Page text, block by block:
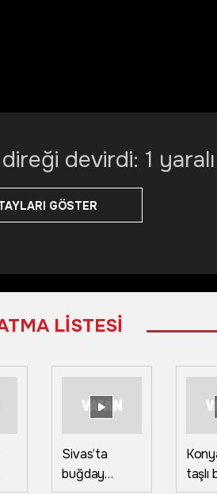
devirdi: 1 yaralı
GÖSTER
LİSTESİ
Sivas’ta
buğday
taşlı